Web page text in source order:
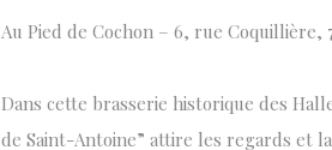
Au Pied de Cochon – 6, rue Coquillière,
Dans cette brasserie historique des
de Saint-Antoine” attire les regards et